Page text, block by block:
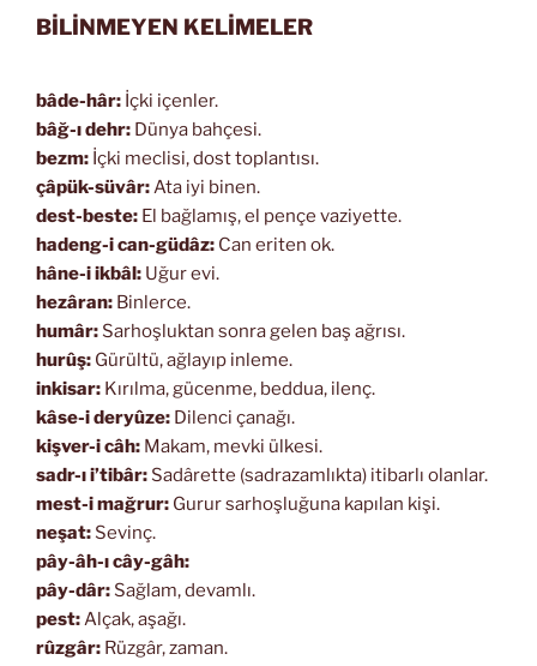
BİLİNMEYEN KELİMELER
bâde-hâr: İçki içenler.
bâğ-ı dehr: Dünya bahçesi.
bezm: İçki meclisi, dost toplantısı.
çâpük-süvâr:Ata iyi binen.
dest-beste: El bağlamış, el pençe vaziyette.
hadeng-i can-güdâz: Can eriten ok.
hâne-i ikbâl: Uğur evi.
hezâran: Binlerce.
humâr: Sarhoşluktan sonra gelen baş ağrısı.
hurûş: Gürültü, ağlayıp inleme.
inkisar: Kırılma, gücenme, beddua, ilenç.
kâse-i deryûze: Dilenci çanağı.
kişver-i câh: Makam, mevki ülkesi.
sadr-ı i’tibâr: Sadârette (sadrazamlıkta) itibarlı olanlar.
mest-i mağrur: Gurur sarhoşluğuna kapılan kişi.
neşat: Sevinç.
pây-âh-ı cây-gâh:
pây-dâr: Sağlam, devamlı.
pest:Alçak, aşağı.
rûzgâr: Rüzgâr, zaman.